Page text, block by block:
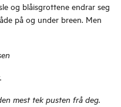
og blåisgrottene endrar seg
på og under breen. Men
mest tek pusten frå deg.